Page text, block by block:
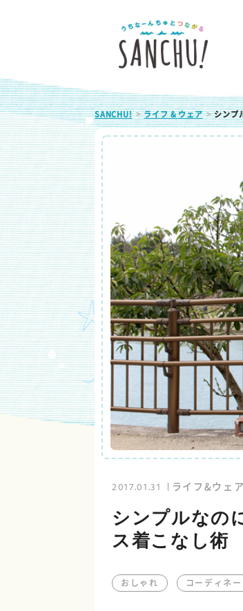
SANCHU! ライフ & ウェア シンプ
2017.01.31 ライフ&ウェア
シンプルなの
ス着こなし術
おしゃれ コーディネー